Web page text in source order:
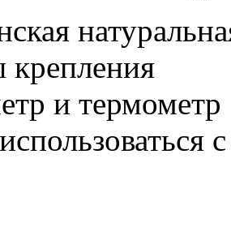
крепления
и термометр